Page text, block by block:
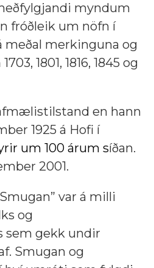
myndum
fróðleik um nöfn í
meðal merkinguna og
1801, 1816, 1845 og
en hann
1925 á Hofi í
um 100 árum síðan.
2001.
var á milli
og
sem gekk undir
Smugan og